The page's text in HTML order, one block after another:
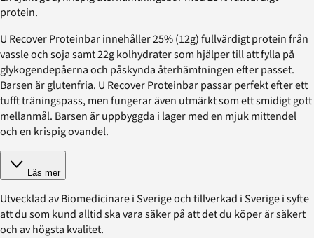
protein.
U Recover Proteinbar innehåller 25% (12g) fullvärdigt protein från
vassle och soja samt 22g kolhydrater som hjälper till att fylla på
glykogendepåerna och påskynda återhämtningen efter passet.
Barsen är glutenfria. U Recover Proteinbar passar perfekt efter ett
tufft träningspass, men fungerar även utmärkt som ett smidigt gott
mellanmål. Barsen är uppbyggda i lager med en mjuk mittendel
och en krispig ovandel.
Läs mer
Utvecklad av Biomedicinare i Sverige och tillverkad i Sverige i syfte
att du som kund alltid ska vara säker på att det du köper är säkert
och av högsta kvalitet.